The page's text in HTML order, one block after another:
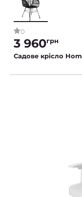
0
3 960грн
Садове крісло